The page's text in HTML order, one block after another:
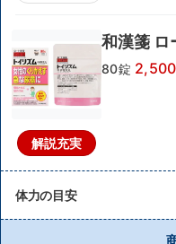
解説充実
和漢箋 ロ
80錠 2,500
体力の目安